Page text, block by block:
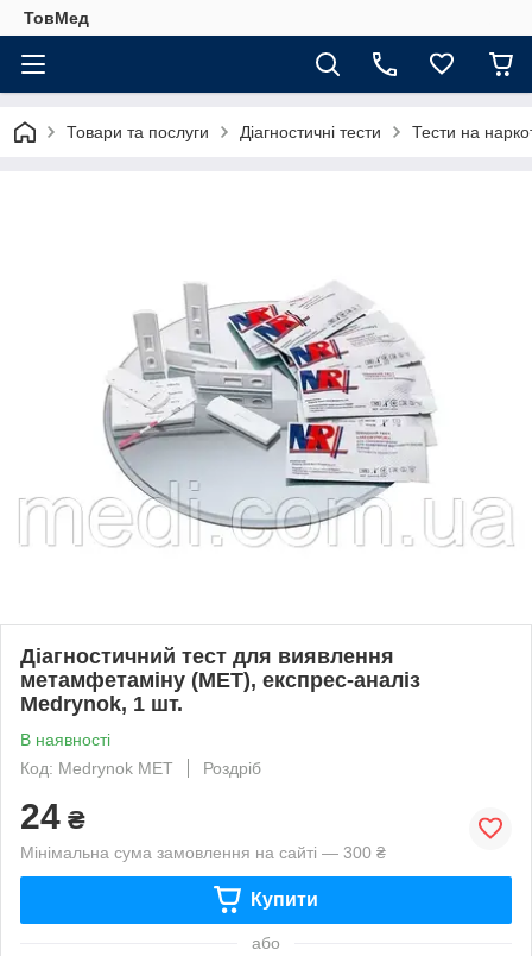
ТовМед
Товари та послуги Діагностичні тести Тести на
Діагностичний тест для виявлення
метамфетаміну (MET), експрес-аналіз
Medrynok, 1 шт.
В наявності
Код: Medrynok MET
Роздріб
24 ₴
Мінімальна сума замовлення на сайті — 300 ₴
Купити
або